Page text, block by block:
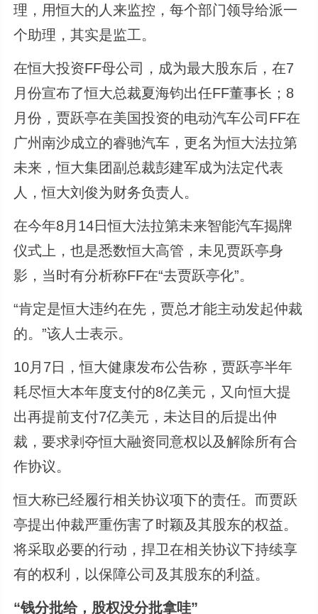
理，用恒大的人来监控，每个部门领导给派一
个助理，其实是监工。
在恒大投资FF母公司，成为最大股东后，在7
月份宣布了恒大总裁夏海钧出任FF董事长；8
月份，贾跃亭在美国投资的电动汽车公司FF在
广州南沙成立的睿驰汽车，更名为恒大法拉第
未来，恒大集团副总裁彭建军成为法定代表
人，恒大刘俊为财务负责人。
在今年8月14日恒大法拉第未来智能汽车揭牌
仪式上，也是悉数恒大高管，未见贾跃亭身
影，当时有分析称FF在“去贾跃亭化”。
“肯定是恒大违约在先，贾总才能主动发起仲裁
的。”该人士表示。
10月7日，恒大健康发布公告称，贾跃亭半年
耗尽恒大本年度支付的8亿美元，又向恒大提
出再提前支付7亿美元，未达目的后提出仲
裁，要求剥夺恒大融资同意权以及解除所有合
作协议。
恒大称已经履行相关协议项下的责任。而贾跃
亭提出仲裁严重伤害了时颖及其股东的权益。
将采取必要的行动，捍卫在相关协议下持续享
有的权利，以保障公司及其股东的利益。
“钱分批给，股权没分批拿哇”